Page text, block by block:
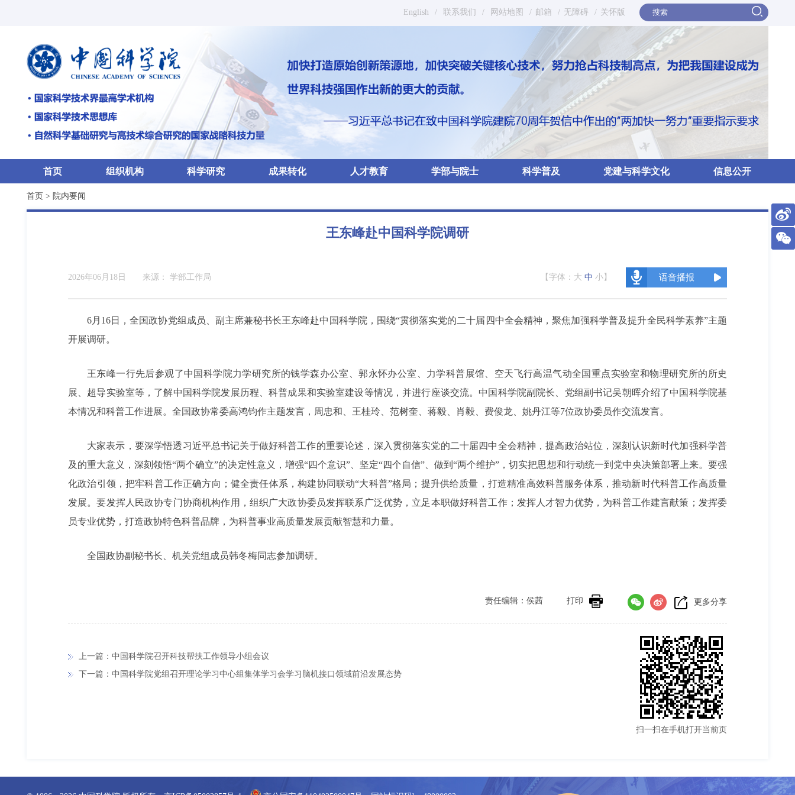
English / 联系我们 / 网站地图 / 邮箱 / 无障碍 / 关怀版
首页 组织机构 科学研究 成果转化 人才教育 学部与院士 科学普及 党建与科学文化 信息公开
首页 > 院内要闻
王东峰赴中国科学院调研
2026年06月18日 来源： 学部工作局 【字体： 大 中 小 】 语音播报
6月16日，全国政协党组成员、副主席兼秘书长王东峰赴中国科学院，围绕“贯彻落实党的二十届四中全会精神，聚焦加强科学普及提升全民科学素养”主题
开展调研。
王东峰一行先后参观了中国科学院力学研究所的钱学森办公室、郭永怀办公室、力学科普展馆、空天飞行高温气动全国重点实验室和物理研究所的所史
展、超导实验室等，了解中国科学院发展历程、科普成果和实验室建设等情况，并进行座谈交流。中国科学院副院长、党组副书记吴朝晖介绍了中国科学院基
本情况和科普工作进展。全国政协常委高鸿钧作主题发言，周忠和、王桂玲、范树奎、蒋毅、肖毅、费俊龙、姚丹江等7位政协委员作交流发言。
大家表示，要深学悟透习近平总书记关于做好科普工作的重要论述，深入贯彻落实党的二十届四中全会精神，提高政治站位，深刻认识新时代加强科学普
及的重大意义，深刻领悟“两个确立”的决定性意义，增强“四个意识”、坚定“四个自信”、做到“两个维护”，切实把思想和行动统一到党中央决策部署上来。要强
化政治引领，把牢科普工作正确方向；健全责任体系，构建协同联动“大科普”格局；提升供给质量，打造精准高效科普服务体系，推动新时代科普工作高质量
发展。要发挥人民政协专门协商机构作用，组织广大政协委员发挥联系广泛优势，立足本职做好科普工作；发挥人才智力优势，为科普工作建言献策；发挥委
员专业优势，打造政协特色科普品牌，为科普事业高质量发展贡献智慧和力量。
全国政协副秘书长、机关党组成员韩冬梅同志参加调研。
更多分享
打印
责任编辑：侯茜
上一篇：中国科学院召开科技帮扶工作领导小组会议
下一篇：中国科学院党组召开理论学习中心组集体学习会学习脑机接口领域前沿发展态势
扫一扫在手机打开当前页